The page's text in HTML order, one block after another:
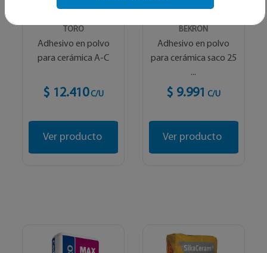
TORO
Adhesivo en polvo
para cerámica A-C
$ 12.410 C/U
Ver producto
BEKRON
Adhesivo en polvo
para cerámica saco 25
...
$ 9.991 C/U
Ver producto